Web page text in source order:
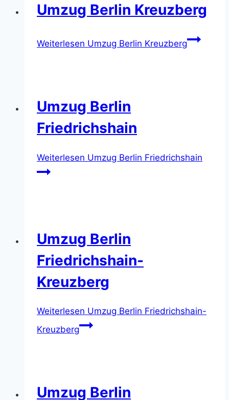
Umzug Berlin Kreuzberg
Weiterlesen Umzug Berlin Kreuzberg
Umzug Berlin
Friedrichshain
Weiterlesen Umzug Berlin Friedrichshain
Umzug Berlin
Friedrichshain-
Kreuzberg
Weiterlesen Umzug Berlin Friedrichshain-
Kreuzberg
Umzug Berlin